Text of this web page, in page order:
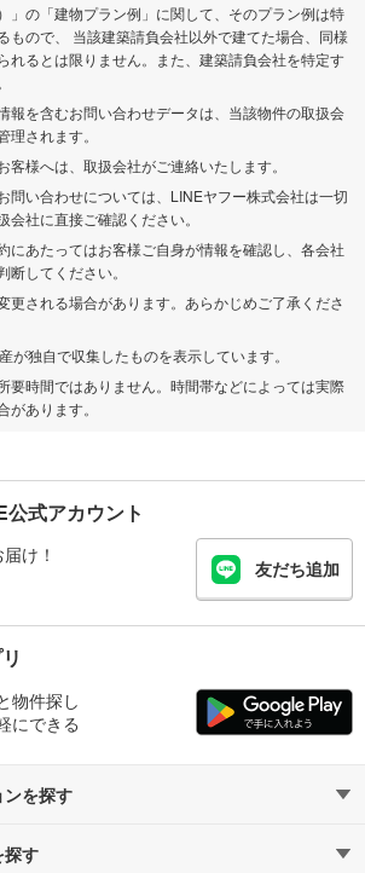
」の「建物プラン例」に関して、そのプラン例は特
もので、 当該建築請負会社以外で建てた場合、同様
れるとは限りません。また、建築請負会社を特定す
報を含むお問い合わせデータは、当該物件の取扱会
されます。
客様へは、取扱会社がご連絡いたします。
問い合わせについては、LINEヤフー株式会社は一切
社に直接ご確認ください。
にあたってはお客様ご自身が情報を確認し、各会社
断してください。
更される場合があります。あらかじめご了承くださ
が独自で収集したものを表示しています。
要時間ではありません。時間帯などによっては実際
あります。
式アカウント
け！
友だち追加
物件探し
にできる
を探す
探す